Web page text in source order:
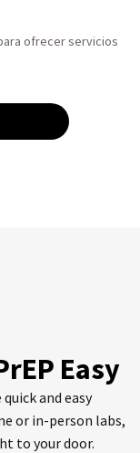
ofrecer servicios
Easy
and easy
or in-person labs,
to your door.